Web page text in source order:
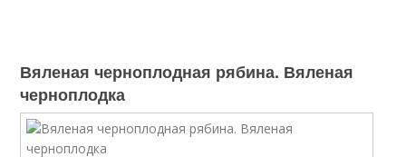
Вяленая черноплодная рябина. Вяленая
черноплодка